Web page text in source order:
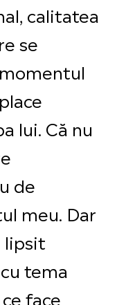
calitatea
se
lui. Că nu
de
meu. Dar
lipsit
tema
face